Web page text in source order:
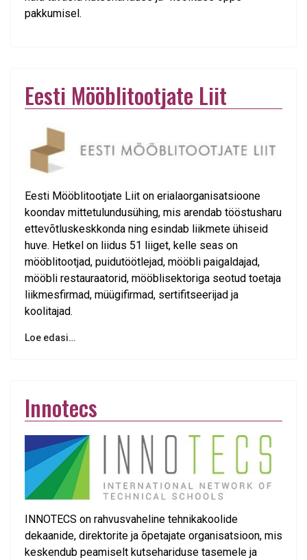
pakkumisel.
Eesti Mööblitootjate Liit
Eesti Mööblitootjate Liit on erialaorganisatsioone
koondav mittetulundusühing, mis arendab tööstusharu
ettevõtluskeskkonda ning esindab liikmete ühiseid
huve. Hetkel on liidus 51 liiget, kelle seas on
mööblitootjad, puidutöötlejad, mööbli paigaldajad,
mööbli restauraatorid, mööblisektoriga seotud toetaja
liikmesfirmad, müügifirmad, sertifitseerijad ja
koolitajad.
Loe edasi…
Innotecs
INNOTECS on rahvusvaheline tehnikakoolide
dekaanide, direktorite ja õpetajate organisatsioon, mis
keskendub peamiselt kutsehariduse tasemele ja